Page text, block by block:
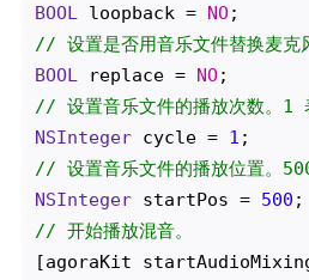
BOOL loopback = NO
// 设置是否用音乐文件替换麦克
BOOL replace = NO
// 设置音乐文件的播放次数。1
NSInteger cycle = 1
// 设置音乐文件的播放位置。
NSInteger startPos = 500
// 开始播放混音。